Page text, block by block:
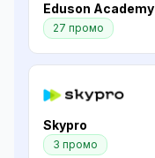
Eduson Academy
27 промо
Skypro
3 промо